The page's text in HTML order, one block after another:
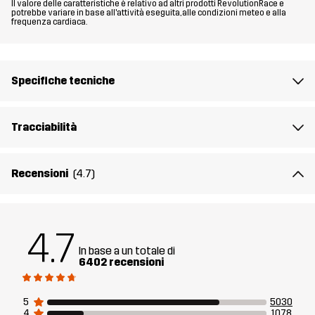
Il valore delle caratteristiche è relativo ad altri prodotti RevolutionRace e
potrebbe variare in base all'attività eseguita, alle condizioni meteo e alla
frequenza cardiaca.
Specifiche tecniche
Tracciabilità
Recensioni (4.7)
4.7 In base a un totale di
6402 recensioni
5
5030